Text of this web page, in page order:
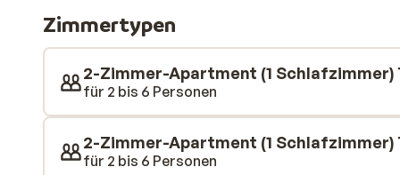
mit einem leckeren Abendessen und einem guten
Zimmertypen
2-Zimmer-Apartment (1
für 2 bis 6 Personen
2-Zimmer-Apartment (1 Schlafzimmer)
für 2 bis 6 Personen